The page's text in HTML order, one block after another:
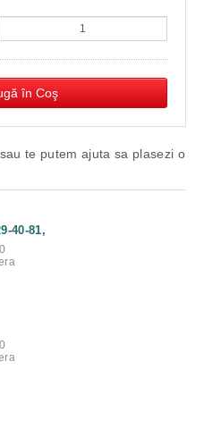
în Coş
te putem ajuta sa plasezi o
40-81,